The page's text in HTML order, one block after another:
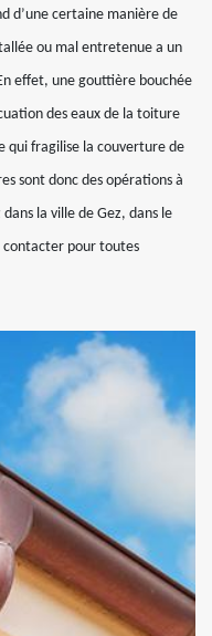
d’une certaine manière de
ou mal entretenue a un
effet, une gouttière bouchée
des eaux de la toiture
qui fragilise la couverture de
sont donc des opérations à
la ville de Gez, dans le
contacter pour toutes